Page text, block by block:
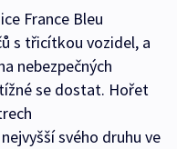
France Bleu
s třicítkou vozidel, a
nebezpečných
se dostat. Hořet
svého druhu ve